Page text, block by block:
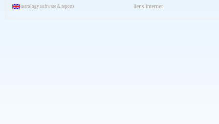
astrology software & reports
liens internet